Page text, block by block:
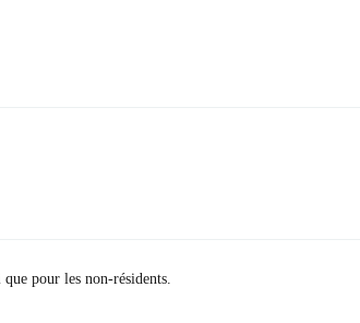
pour les non-résidents.